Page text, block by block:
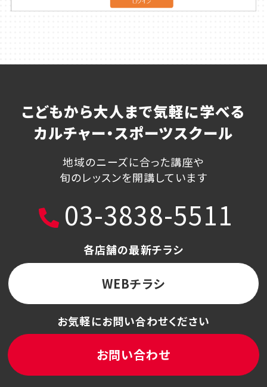
こどもから大人まで気軽に学べる
カルチャー・スポーツスクール
地域のニーズに合った講座や
旬のレッスンを開講しています
03-3838-5511
各店舗の最新チラシ
WEBチラシ
お気軽にお問い合わせください
お問い合わせ